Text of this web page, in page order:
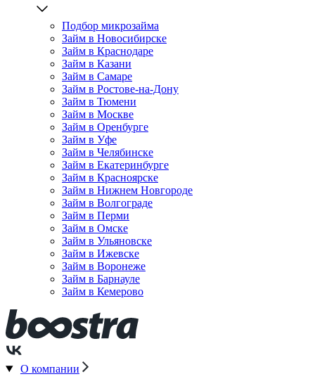
Подбор микрозайма
Займ в Новосибирске
Займ в Краснодаре
Займ в Казани
Займ в Самаре
Займ в Ростове-на-Дону
Займ в Тюмени
Займ в Москве
Займ в Оренбурге
Займ в Уфе
Займ в Челябинске
Займ в Екатеринбурге
Займ в Красноярске
Займ в Нижнем Новгороде
Займ в Волгограде
Займ в Перми
Займ в Омске
Займ в Ульяновске
Займ в Ижевске
Займ в Воронеже
Займ в Барнауле
Займ в Кемерово
О компании